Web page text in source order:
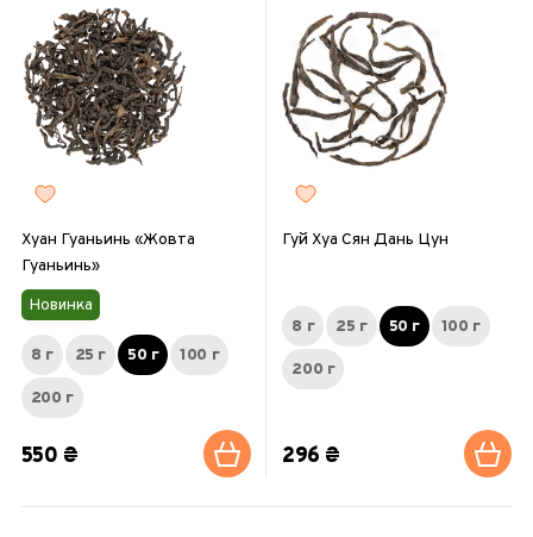
Хуан Гуаньинь «Жовта
Гуаньинь»
Новинка
8 г 25 г 50 г 100 г
200 г
550 ₴
Гуй Хуа Сян Дань Цун
8 г 25 г 50 г 100 г
200 г
296 ₴